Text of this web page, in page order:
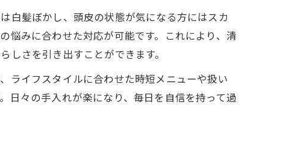
白髪ぼかし、頭皮の状態が気になる方にはスカ
悩みに合わせた対応が可能です。これにより、清
しさを引き出すことができます。
ライフスタイルに合わせた時短メニューや扱い
日々の手入れが楽になり、毎日を自信を持って過